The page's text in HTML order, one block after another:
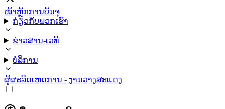
ໜ້າຫຼັກການບັນຈຸ
ກ່ຽວກັບພວກເຮົາ
ຂ່າວສານ-ເວທີ
ບໍລິການ
ຜູ້ຜະລິດເຫດການ - ງານວາງສະແດງ